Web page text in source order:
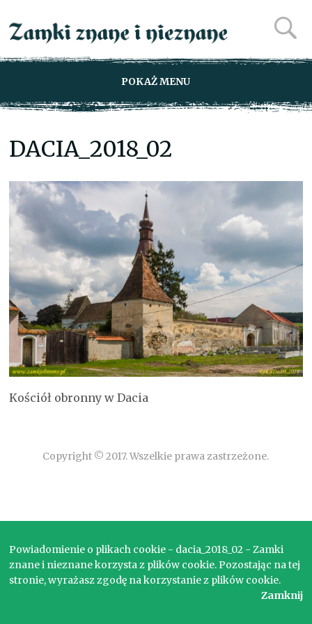
POKAŻ MENU
DACIA_2018_02
Kościół obronny w Dacia
Copyright © 2017. Wszelkie prawa zastrzeżone.
Powiadomienie o plikach cookie - dacia_2018_02 - Zamki
znane i nieznane korzysta z plików cookie. Pozostając na tej
stronie, wyrażasz zgodę na korzystanie z plików cookie.
Zamknij